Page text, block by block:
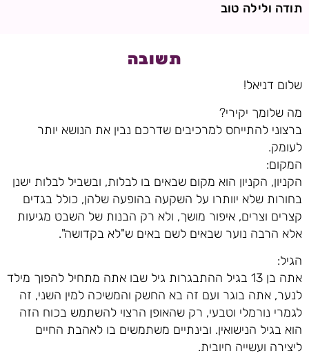
תודה ולילה טוב
תשובה
שלום דניאל!
מה שלומך יקירי?
ברצוני להתייחס למרכיבים שדרכם נבין את הנושא יותר
לעומק.
המקום:
הקניון, הקניון הוא מקום שבאים בו לבלות, ובשביל לבלות ישנן
בחורות שלא יוותרו על השקעה בהופעה שלהן, כולל בגדים
קצרים וצרים, איפור מושך, ולא רק הבנות של השבט מגיעות
אלא הרבה נוער שבאים לשם באים ש"לא בקדושה".
הגיל:
אתה בן 13 בגיל ההתבגרות גיל שבו אתה מתחיל להפוך מילד
לנער, אתה בוגר ועם זה בא החשק והמשיכה למין השני, זה
לגמרי נורמלי וטבעי, רק שהאופן הרצוי להשתמש בכוח הזה
הוא בגיל הנישואין. ובינתיים משתמשים בו לאהבת החיים
ליצירה ועשייה חיובית.